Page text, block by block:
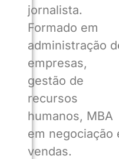
jornalista.
Formado em
administração
empresas,
gestão de
recursos
humanos, MBA
em negociação
vendas.